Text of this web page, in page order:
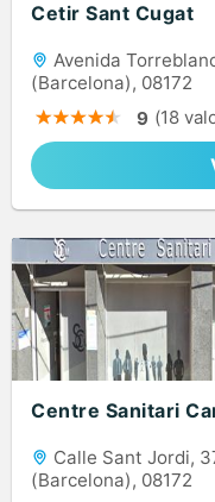
Cetir Sant Cugat
Avenida
(Barcelona), 08172
9 (18
Centre Sanitari
Calle Sant Jordi,
(Barcelona), 08172